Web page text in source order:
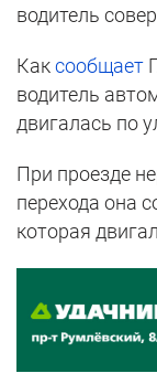
водитель
Каксообщает
водитель
двигалась по
При проезде
перехода она
которая